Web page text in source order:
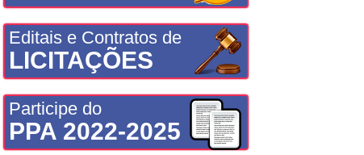
Editais e Contratos de
LICITAÇÕES
Participe do
PPA 2022-2025